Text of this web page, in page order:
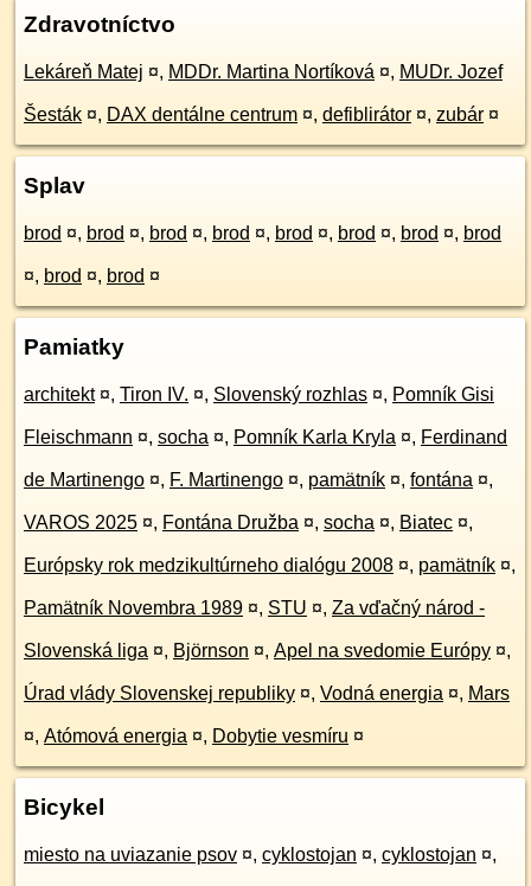
Zdravotníctvo
Lekáreň Matej ¤, MDDr. Martina Nortíková ¤, MUDr. Jozef
Šesták ¤, DAX dentálne centrum ¤, defiblirátor ¤, zubár ¤
Splav
brod ¤, brod ¤, brod ¤, brod ¤, brod ¤, brod ¤, brod ¤, brod
¤, brod ¤, brod ¤
Pamiatky
architekt ¤, Tiron IV. ¤, Slovenský rozhlas ¤, Pomník Gisi
Fleischmann ¤, socha ¤, Pomník Karla Kryla ¤, Ferdinand
de Martinengo ¤, F. Martinengo ¤, pamätník ¤, fontána ¤,
VAROS 2025 ¤, Fontána Družba ¤, socha ¤, Biatec ¤,
Európsky rok medzikultúrneho dialógu 2008 ¤, pamätník ¤,
Pamätník Novembra 1989 ¤, STU ¤, Za vďačný národ -
Slovenská liga ¤, Björnson ¤, Apel na svedomie Európy ¤,
Úrad vlády Slovenskej republiky ¤, Vodná energia ¤, Mars
¤, Atómová energia ¤, Dobytie vesmíru ¤
Bicykel
miesto na uviazanie psov ¤, cyklostojan ¤, cyklostojan ¤,